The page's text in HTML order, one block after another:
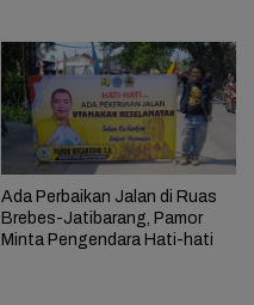
Ada Perbaikan Jalan di Ruas
Brebes-Jatibarang, Pamor
Minta Pengendara Hati-hati